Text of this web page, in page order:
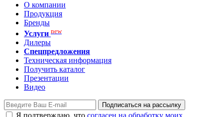
О компании
Продукция
Бренды
Услуги new
Дилеры
Спецпредложения
Техническая информация
Получить каталог
Презентации
Видео
Подписаться на рассылку